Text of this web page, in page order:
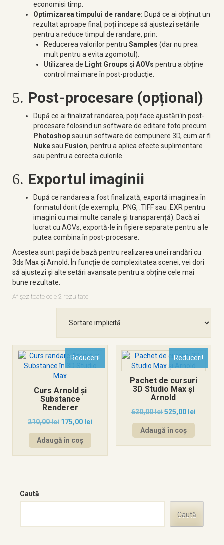
economisi timp.
Optimizarea timpului de randare: După ce ai obținut un
rezultat aproape final, poți începe să ajustezi setările
pentru a reduce timpul de randare, prin:
Reducerea valorilor pentru Samples (dar nu prea
mult pentru a evita zgomotul).
Utilizarea de Light Groups și AOVs pentru a obține
control mai mare în post-producție.
5. Post-procesare (opțional)
După ce ai finalizat randarea, poți face ajustări în post-
procesare folosind un software de editare foto precum
Photoshopsau un software de compunere 3D, cum ar fi
Nukesau Fusion, pentru a aplica efecte suplimentare
sau pentru a corecta culorile.
6. Exportul imaginii
După ce randarea a fost finalizată, exportă imaginea în
formatul dorit (de exemplu, .PNG, .TIFF sau .EXR pentru
imagini cu mai multe canale și transparență). Dacă ai
lucrat cu AOVs, exportă-le în fișiere separate pentru a le
putea combina în post-procesare.
Acestea sunt pașii de bază pentru realizarea unei randări cu
3ds Max și Arnold. În funcție de complexitatea scenei, vei dori
să ajustezi și alte setări avansate pentru a obține cele mai
bune rezultate.
Afișez toate cele 2 rezultate
Reduceri!
Curs Arnold și
Substance
Renderer
210,00lei 175,00 lei
Adaugă în coș
Reduceri!
Pachet de cursuri
3D Studio Max și
Arnold
620,00lei525,00 lei
Adaugă în coș
Caută
Caută